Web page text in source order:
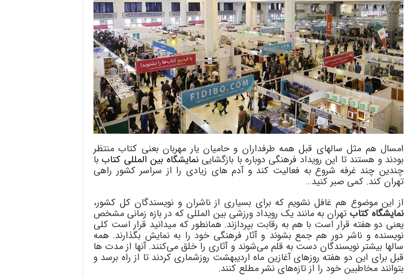
امسال هم مثل سالهای قبل همه طرفداران و حامیان یار مهربان بعنی کتاب منتظر
بودند و هستند تا این رویداد فرهنگی دوباره با بازگشایینمایشگاه بین المللی کتاب با
چندین چند غرفه شروع به فعالیت کند و آدم های زیادی را از سراسر کشور راهی
تهران کند. کمی صبر کنید…
از این موضوع هم غافل نشویم که برای بسیاری از ناشران و نویسندگان کل کشور،
نمایشگاه کتاب تهران به مانند یک رویداد ورزشی بین المللی که در بازه زمانی مشخص
یعنی دو هفته قرار است با هم به رقابت بپردازند. همانطور که میدانید قرار است کلی
نویسنده و ناشر دور هم جمع بشوند و آثار فرهنگی خود را به نمایش بگذارند. همه
سالها بیشتر نویسندگان دست به قلم می‌شوند و آثاری را خلق می‌کنند. آنها از مدت ها
قبل برای این دو هفته روزهای آغازین ماه اردیبهشت روزشماری کردند تا از راه برسد و
بتوانند مخاطبین خود را از تازه‌های نشر مطلع کنند.